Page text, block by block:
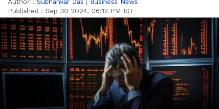
Published : Sep 30 2024, 06:12 PM IST